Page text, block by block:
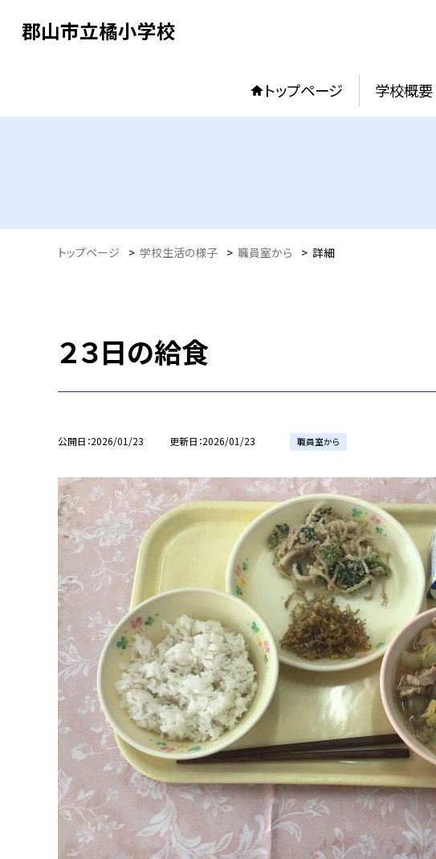
郡山市立橘小学校
トップページ 学校概要
トップページ > 学校生活の様子 > 職員室から > 詳細
２３日の給食
公開日 2026/01/23 更新日 2026/01/23 職員室から